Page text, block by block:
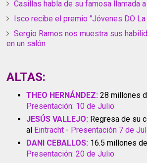
Casillas habla de su famosa llamada
Isco recibe el premio "Jóvenes DO
Sergio Ramos nos muestra sus
en un salón
ALTAS:
THEO HERNÁNDEZ: 28 millones
Presentación: 10 de Julio
JESÚS VALLEJO: Regresa de su
al Eintracht - Presentación 7 de
DANI CEBALLOS: 16.5 millones
Presentación: 20 de Julio